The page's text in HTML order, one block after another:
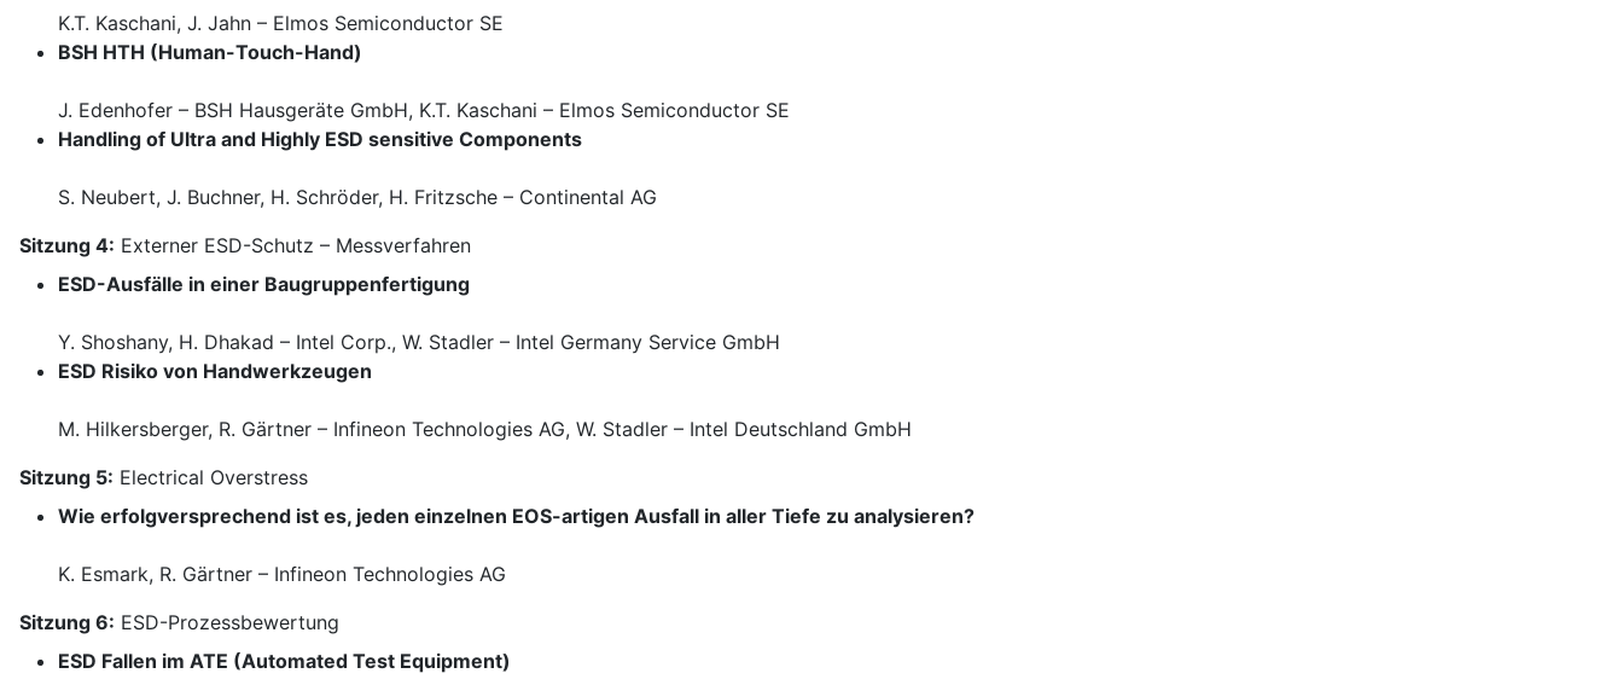
K.T. Kaschani, J. Jahn – Elmos Semiconductor SE
BSH HTH (Human-Touch-Hand)
J. Edenhofer – BSH Hausgeräte GmbH, K.T. Kaschani – Elmos Semiconductor SE
Handling of Ultra and Highly ESD sensitive Components
S. Neubert, J. Buchner, H. Schröder, H. Fritzsche – Continental AG
Sitzung 4: Externer ESD-Schutz – Messverfahren
ESD-Ausfälle in einer Baugruppenfertigung
Y. Shoshany, H. Dhakad – Intel Corp., W. Stadler – Intel Germany Service GmbH
ESD Risiko von Handwerkzeugen
M. Hilkersberger, R. Gärtner – Infineon Technologies AG, W. Stadler – Intel Deutschland GmbH
Sitzung 5: Electrical Overstress
Wie erfolgversprechend ist es, jeden einzelnen EOS-artigen Ausfall in aller Tiefe zu analysieren?
K. Esmark, R. Gärtner – Infineon Technologies AG
Sitzung 6: ESD-Prozessbewertung
ESD Fallen im ATE (Automated Test Equipment)